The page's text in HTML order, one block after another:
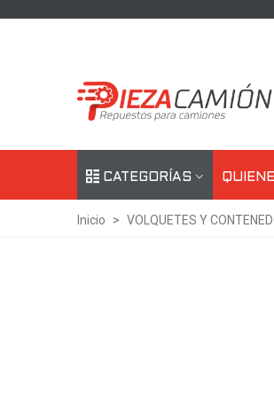
CATEGORÍAS
Inicio > VOLQUETES Y